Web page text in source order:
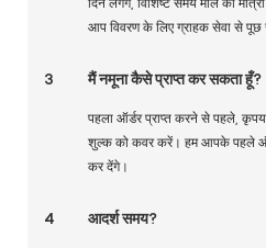
आप विवरण के लिए ग्राहक सेवा से
3 मैं नमूना कैसे प्राप्त कर सकता हूँ?
पहला ऑर्डर प्राप्त करने से पहले,
शुल्क को कवर करें। हम आपके पहले
कर देंगे।
4 आदर्श समय?